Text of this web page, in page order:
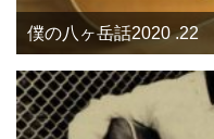
僕の八ヶ岳話2020 .22